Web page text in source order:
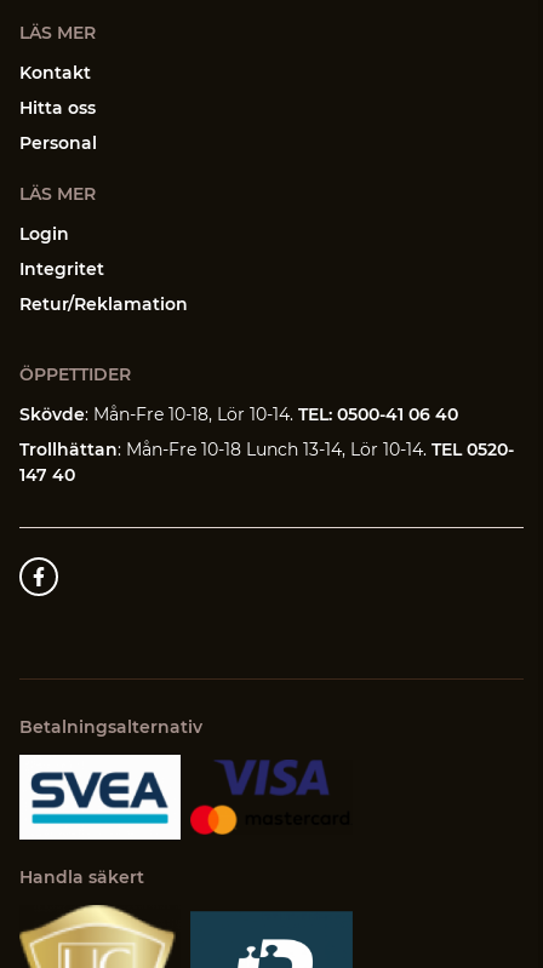
LÄS MER
Kontakt
Hitta oss
Personal
LÄS MER
Login
Integritet
Retur/Reklamation
ÖPPETTIDER
Skövde: Mån-Fre 10-18, Lör 10-14. TEL: 0500-41 06 40
Trollhättan: Mån-Fre 10-18 Lunch 13-14, Lör 10-14. TEL 0520-
147 40
Betalningsalternativ
Handla säkert